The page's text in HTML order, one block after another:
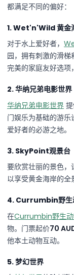
都满足不同的偏好：
1. Wet'n'Wild 黄金
对于水上爱好者，
园，拥有刺激的滑
完美的家庭友好选项
2. 华纳兄弟电影世界
华纳兄弟电影世界
门娱乐为基础的游
爱好者的必游之地。
3. SkyPoint观景台
要欣赏壮丽的景色，
以享受黄金海岸的全
4. Currumbin野生
在Currumbin野生动
物。门票起价70
他本土动物互动。
5. 梦幻世界